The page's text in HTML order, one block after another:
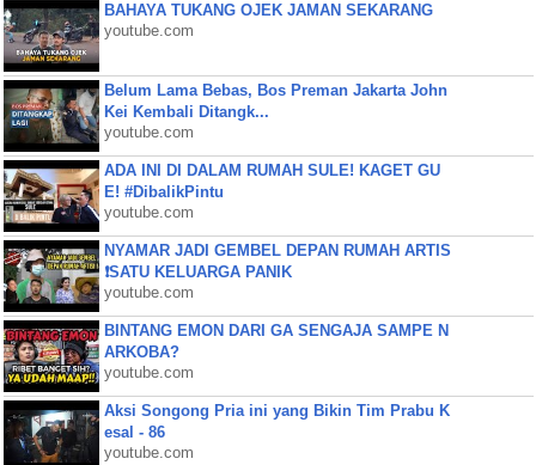
BAHAYA TUKANG OJEK JAMAN SEKARANG
youtube.com
Belum Lama Bebas, Bos Preman Jakarta John
Kei Kembali Ditangk...
youtube.com
ADA INI DI DALAM RUMAH SULE! KAGET GU
E! #DibalikPintu
youtube.com
NYAMAR JADI GEMBEL DEPAN RUMAH ARTIS
❗SATU KELUARGA PANIK
youtube.com
BINTANG EMON DARI GA SENGAJA SAMPE N
ARKOBA?
youtube.com
Aksi Songong Pria ini yang Bikin Tim Prabu K
esal - 86
youtube.com